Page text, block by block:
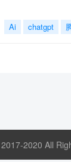
Ai chatgpt
2020 All